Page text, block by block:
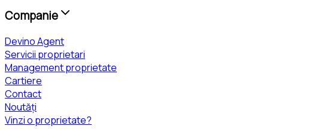
Companie
Devino Agent
Servicii proprietari
Management proprietate
Cartiere
Contact
Noutăți
Vinzi o proprietate?